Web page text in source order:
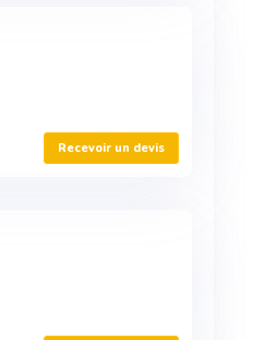
Recevoir un devis